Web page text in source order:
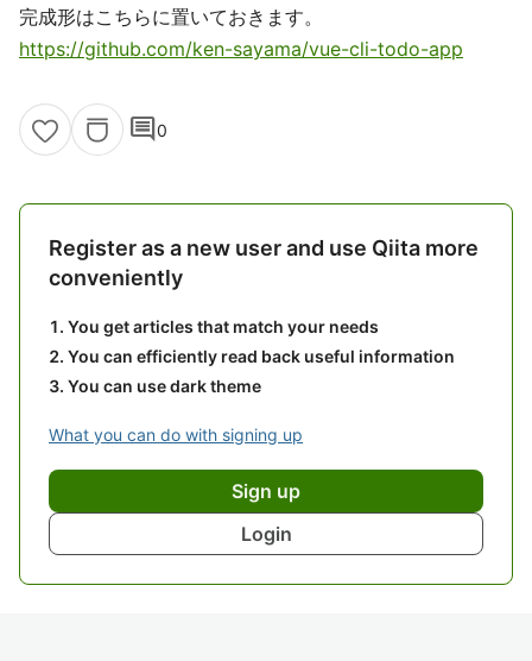
完成形はこちらに置いておきます。
https://github.com/ken-sayama/vue-cli-todo-app
comment0
Register as a new user and use Qiita more
conveniently
You get articles that match your needs
You can efficiently read back useful information
You can use dark theme
What you can do with signing up
Sign up
Login